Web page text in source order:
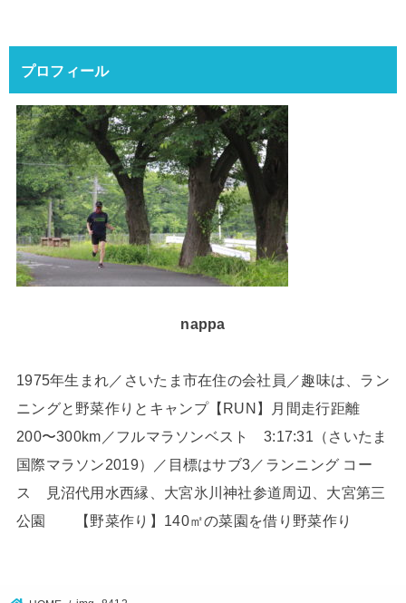
プロフィール
nappa
1975年生まれ／さいたま市在住の会社員／趣味は、ラン
ニングと野菜作りとキャンプ【RUN】月間走行距離
200〜300km／フルマラソンベスト 3:17:31（さいたま
国際マラソン2019）／目標はサブ3／ランニング コー
ス 見沼代用水西縁、大宮氷川神社参道周辺、大宮第三
公園 【野菜作り】140㎡の菜園を借り野菜作り